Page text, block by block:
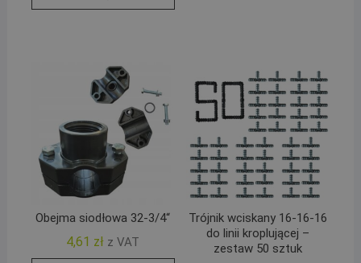
Obejma siodłowa 32-3/4“
4,61 zł z VAT
Trójnik wciskany 16-16-16
do linii kroplującej –
zestaw 50 sztuk